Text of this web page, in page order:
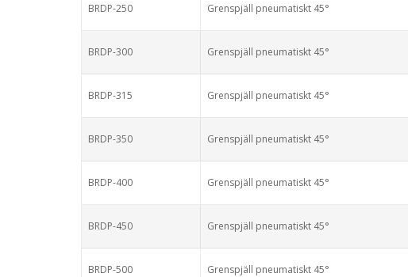
BRDP-250 Grenspjäll pneumatiskt 45°
BRDP-300 Grenspjäll pneumatiskt 45°
BRDP-315 Grenspjäll pneumatiskt 45°
BRDP-350 Grenspjäll pneumatiskt 45°
BRDP-400 Grenspjäll pneumatiskt 45°
BRDP-450 Grenspjäll pneumatiskt 45°
BRDP-500 Grenspjäll pneumatiskt 45°